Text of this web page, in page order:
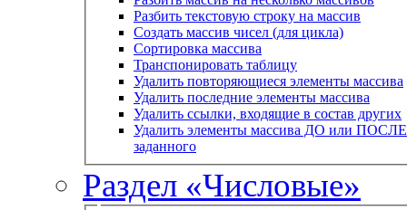
Разбить текстовую строку на массив
Создать массив чисел (для цикла)
Сортировка массива
Транспонировать таблицу
Удалить повторяющиеся элементы массива
Удалить последние элементы массива
Удалить ссылки, входящие в состав других
Удалить элементы массива ДО или ПОСЛЕ
заданного
Раздел «Числовые»